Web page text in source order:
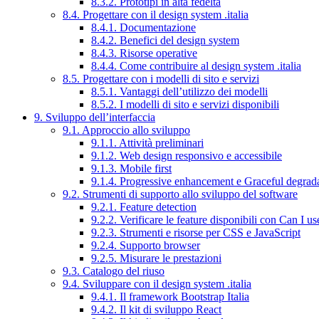
8.4. Progettare con il design system .italia
8.4.1. Documentazione
8.4.2. Benefici del design system
8.4.3. Risorse operative
8.4.4. Come contribuire al design system .italia
8.5. Progettare con i modelli di sito e servizi
8.5.1. Vantaggi dell’utilizzo dei modelli
8.5.2. I modelli di sito e servizi disponibili
9. Sviluppo dell’interfaccia
9.1. Approccio allo sviluppo
9.1.1. Attività preliminari
9.1.2. Web design responsivo e accessibile
9.1.3. Mobile first
9.1.4. Progressive enhancement e Graceful
9.2. Strumenti di supporto allo sviluppo del software
9.2.1. Feature detection
9.2.2. Verificare le feature disponibili con Can I
9.2.3. Strumenti e risorse per CSS e JavaScript
9.2.4. Supporto browser
9.2.5. Misurare le prestazioni
9.3. Catalogo del riuso
9.4. Sviluppare con il design system .italia
9.4.1. Il framework Bootstrap Italia
9.4.2. Il kit di sviluppo React